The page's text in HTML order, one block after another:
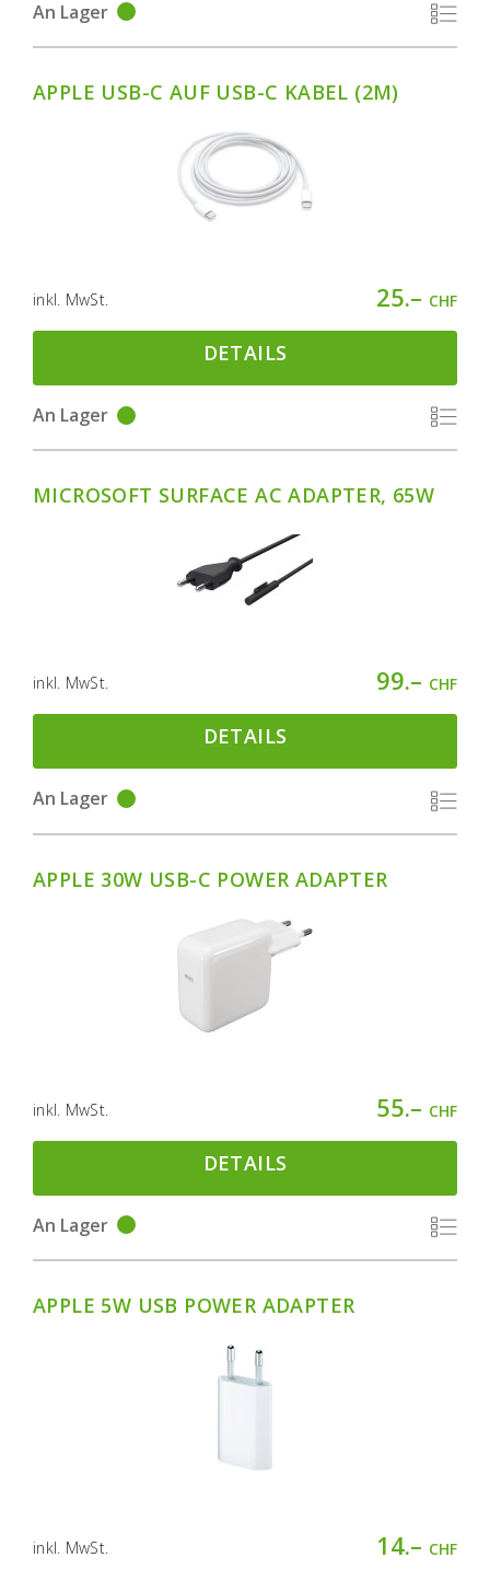
An Lager
APPLE USB-C AUF USB-C KABEL (2M)
inkl. MwSt. 25.– CHF
DETAILS
An Lager
MICROSOFT SURFACE AC ADAPTER, 65W
inkl. MwSt. 99.– CHF
DETAILS
An Lager
APPLE 30W USB-C POWER ADAPTER
inkl. MwSt. 55.– CHF
DETAILS
An Lager
APPLE 5W USB POWER ADAPTER
inkl. MwSt. 14.– CHF